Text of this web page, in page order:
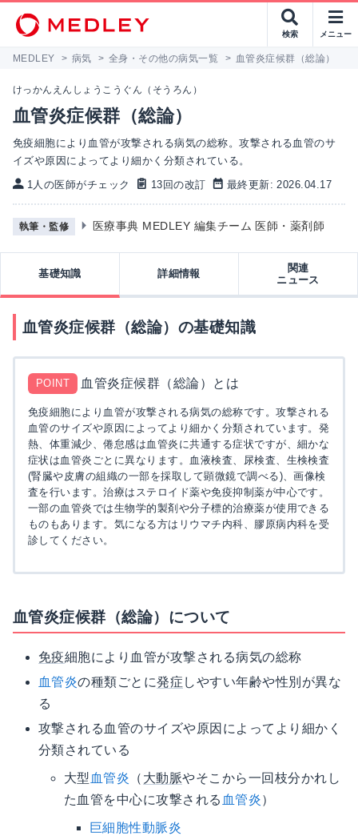
検索 メニュー
MEDLEY > 病気 > 全身・その他の病気一覧 > 血管炎症候群（総論）
けっかんえんしょうこうぐん（そうろん）
血管炎症候群（総論）
免疫細胞により血管が攻撃される病気の総称。攻撃される血管のサ
イズや原因によってより細かく分類されている。
1人の医師がチェック
13回の改訂 最終更新: 2026.04.17
執筆・監修 医療事典 MEDLEY 編集チーム 医師・薬剤師
基礎知識 詳細情報
関連
ニュース
血管炎症候群（総論）の基礎知識
POINT 血管炎症候群（総論）とは
免疫細胞により血管が攻撃される病気の総称です。攻撃される
血管のサイズや原因によってより細かく分類されています。発
熱、体重減少、倦怠感は血管炎に共通する症状ですが、細かな
症状は血管炎ごとに異なります。血液検査、尿検査、生検検査
(腎臓や皮膚の組織の一部を採取して顕微鏡で調べる)、画像検
査を行います。治療はステロイド薬や免疫抑制薬が中心です。
一部の血管炎では生物学的製剤や分子標的治療薬が使用できる
ものもあります。気になる方はリウマチ内科、膠原病内科を受
診してください。
血管炎症候群（総論）について
免疫細胞により血管が攻撃される病気の総称
血管炎の種類ごとに発症 しやすい年齢や性別が異な
る
攻撃される血管のサイズや原因によってより細かく
分類されている
大型 血管炎 （ 大動脈やそこから一回枝分かれし
た血管を中心に攻撃される 血管炎）
巨細胞性動脈炎